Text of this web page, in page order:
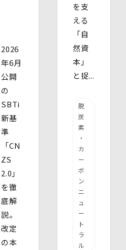
2026
年6月
公開
の
SBTi
新基
準
「CN
ZS
2.0」
を徹
底解
説。
改定
の本
を支
える
「自
然資
本」
と捉...
脱
炭
素
・
カ
ー
ボ
ン
ニ
ュ
ー
ト
ラ
ル